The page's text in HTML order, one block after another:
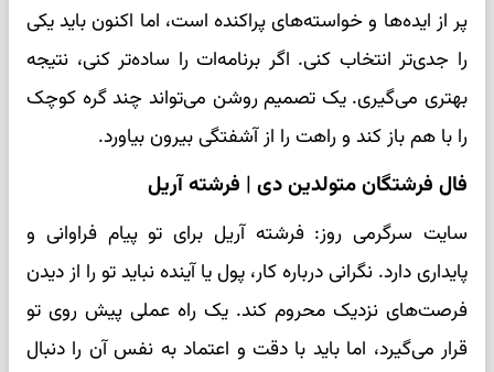
پر از ایده‌ها و خواسته‌های پراکنده است، اما اکنون باید یکی
را جدی‌تر انتخاب کنی. اگر برنامه‌ات را ساده‌تر کنی، نتیجه
بهتری می‌گیری. یک تصمیم روشن می‌تواند چند گره کوچک
را با هم باز کند و راهت را از آشفتگی بیرون بیاورد.
فال فرشتگان متولدین دی | فرشته آریل
سایت سرگرمی روز: فرشته آریل برای تو پیام فراوانی و
پایداری دارد. نگرانی درباره کار، پول یا آینده نباید تو را از دیدن
فرصت‌های نزدیک محروم کند. یک راه عملی پیش روی تو
قرار می‌گیرد، اما باید با دقت و اعتماد به نفس آن را دنبال